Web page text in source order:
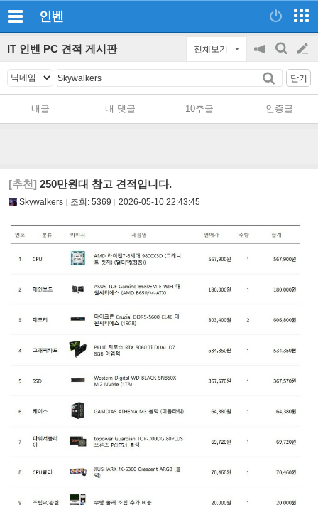
인벤
IT 인벤 PC 견적 게시판 전체보기
공
지
on/off
검
글
쓰
닫기
내글 내 댓글 10추글 인증글
[추천] 250만원대 참고 견적입니다.
Skywalkers 조회: 5369 2026-05-10 22:43:45